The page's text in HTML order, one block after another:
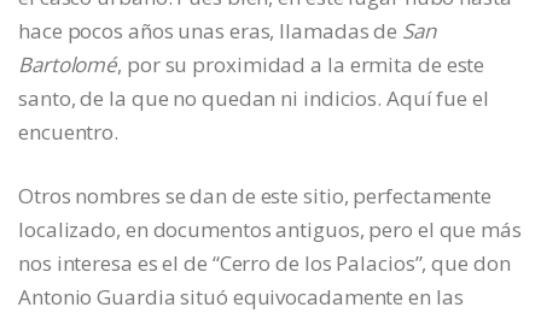
hace pocos años unas eras, llamadas de San
Bartolomé, por su proximidad a la ermita de este
santo, de la que no quedan ni indicios. Aquí fue el
encuentro.
Otros nombres se dan de este sitio, perfectamente
localizado, en documentos antiguos, pero el que más
nos interesa es el de “Cerro de los Palacios”, que don
Antonio Guardia situó equivocadamente en las